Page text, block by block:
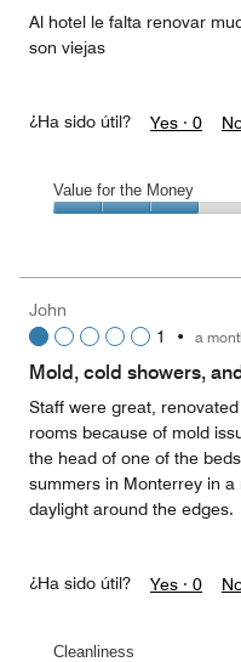
Al hotel le falta renovar
son viejas
¿Ha sido útil? Yes · 0
Value for the Money
3
out
of
John
1
• a
Mold, cold showers,
Staff were great,
rooms because of mold
the head of one of the
summers in Monterrey in
daylight around the edges.
¿Ha sido útil? Yes · 0
Cleanliness